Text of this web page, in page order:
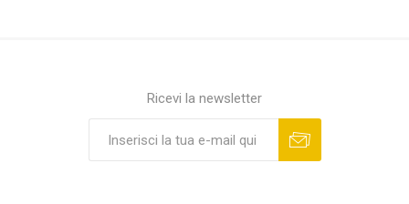
Ricevi la newsletter